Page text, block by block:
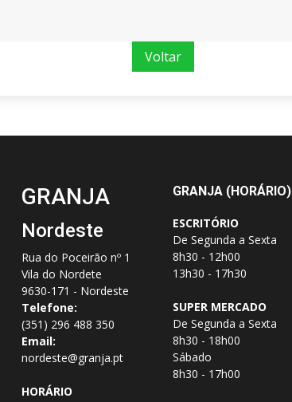
Voltar
GRANJA
Nordeste
Rua do Poceirão nº 1
Vila do Nordete
9630-171 - Nordeste
Telefone:
(351) 296 488 350
Email:
nordeste@granja.pt
HORÁRIO
GRANJA (HORÁRIO)
ESCRITÓRIO
De Segunda a Sexta
8h30 - 12h00
13h30 - 17h30
SUPER MERCADO
De Segunda a Sexta
8h30 - 18h00
Sábado
8h30 - 17h00